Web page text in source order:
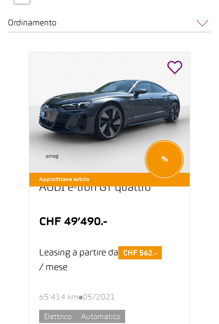
Ordinamento
Approfittane subito
%
AUDI e-tron GT quattro
CHF 49’490.-
Leasing a partire da CHF 562.-
/ mese
65’414 km 05/2021
Elettrico Automatico